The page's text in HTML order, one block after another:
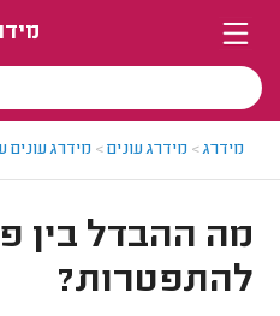
מידרג> מידרג עונים> מידרג עונים
מה ההבדל בין
להתפטרות?